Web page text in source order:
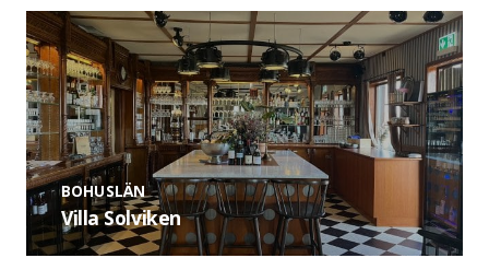
BOHUSLÄN
Villa Solviken